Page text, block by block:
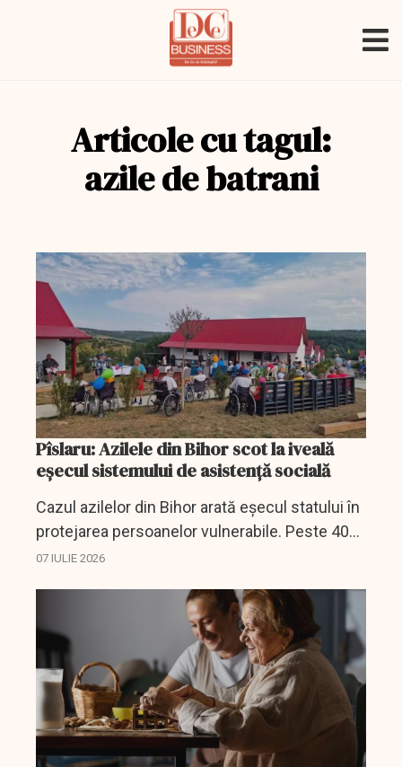
Articole cu tagul:
azile de batrani
Pîslaru: Azilele din Bihor scot la iveală
eșecul sistemului de asistență socială
Cazul azilelor din Bihor arată eșecul statului în
protejarea persoanelor vulnerabile. Peste 400
de oameni au fost relocați, iar Ministerul
07 IULIE 2026